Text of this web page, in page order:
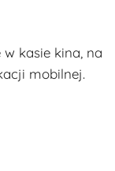
w kasie kina, na
mobilnej.